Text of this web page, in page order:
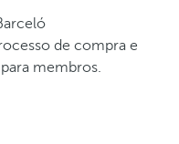
de compra e
membros.